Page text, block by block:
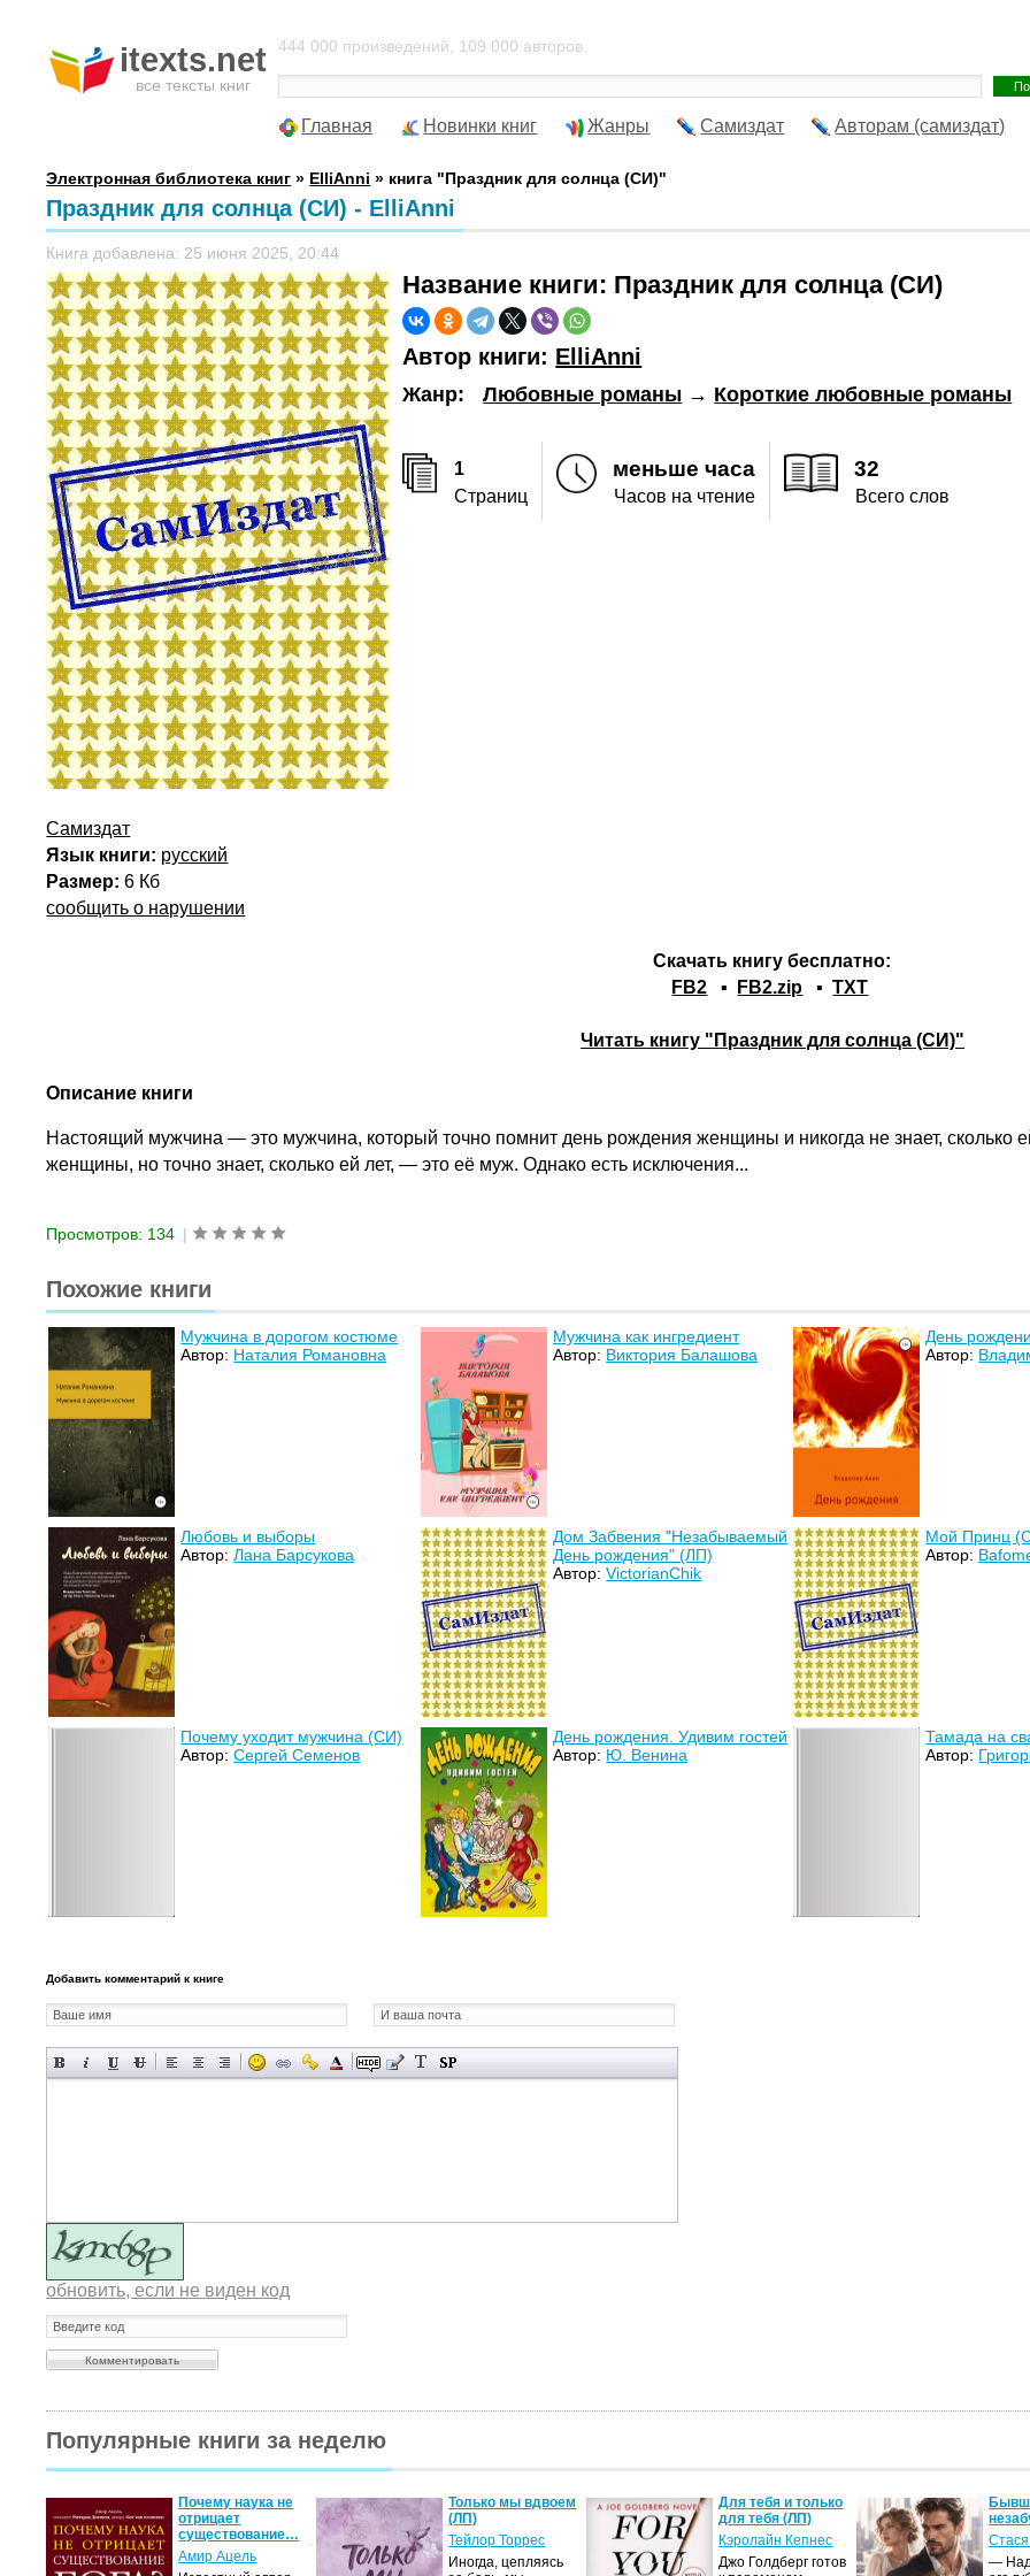
itexts.net
все тексты книг
444 000 произведений, 109 000 авторов.
Главная Новинки книг Жанры Самиздат Авторам (самиздат)
Электронная библиотека книг » ElliAnni » книга "Праздник для солнца (СИ)"
Праздник для солнца (СИ) - ElliAnni
Книга добавлена: 25 июня 2025, 20:44
Название книги: Праздник для солнца (СИ)
Автор книги: ElliAnni
Жанр: Любовные романы → Короткие любовные романы
1
Страниц
меньше часа
Часов на чтение
32
Всего слов
Самиздат
Язык книги: русский
Размер: 6 Кб
сообщить о нарушении
Скачать книгу бесплатно:
FB2 ▪ FB2.zip ▪TXT
Читать книгу "Праздник для солнца (СИ)"
Описание книги
Настоящий мужчина — это мужчина, который точно помнит день рождения женщины и никогда не знает, сколько
женщины, но точно знает, сколько ей лет, — это её муж. Однако есть исключения...
Просмотров: 134 |
Похожие книги
Мужчина в дорогом костюме
Автор: Наталия Романовна
Мужчина как ингредиент
Автор: Виктория Балашова
День
Автор:
Любовь и выборы
Автор:Лана Барсукова
Дом Забвения "Незабываемый
День рождения" (ЛП)
Автор:VictorianChik
Мой Принц
Автор:
Почему уходит мужчина (СИ)
Автор:Сергей Семенов
День рождения. Удивим гостей
Автор: Ю. Венина
Тамада на
Автор:
Добавить комментарий к книге
обновить, если не виден код
Популярные книги за неделю
Почему наука не
отрицает
существование…
Амир Ацель
Только мы вдвоем
(ЛП)
Тейлор Торрес
Иногда, цепляясь
Для тебя и только
для тебя (ЛП)
Кэролайн Кепнес
Джо Голдберг готов
—